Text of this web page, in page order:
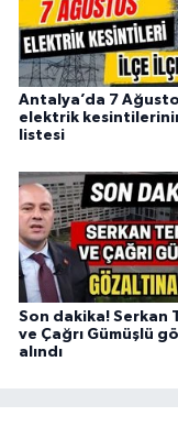
Antalya’da 7
elektrik
listesi
Son dakika! Serkan
ve Çağrı Gümüşlü
alındı